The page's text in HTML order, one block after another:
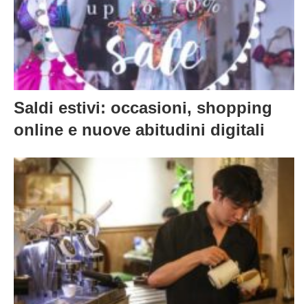
Saldi estivi: occasioni, shopping
online e nuove abitudini digitali